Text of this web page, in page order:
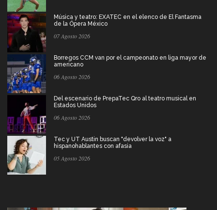
Música y teatro: EXATEC en el elenco de El Fantasma
de la Ópera México
07 Agosto 2026
Borregos CCM van por el campeonato en liga mayor de
americano
06 Agosto 2026
Del escenario de PrepaTec Qro al teatro musical en
Estados Unidos
06 Agosto 2026
Tec y UT Austin buscan "devolver la voz" a
hispanohablantes con afasia
05 Agosto 2026